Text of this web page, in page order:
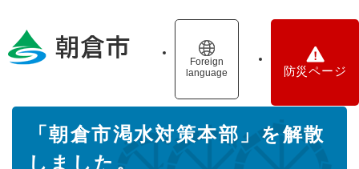
の
Foreign
language
防災ページ
「朝倉市渇水対策本部」を解散
しました。